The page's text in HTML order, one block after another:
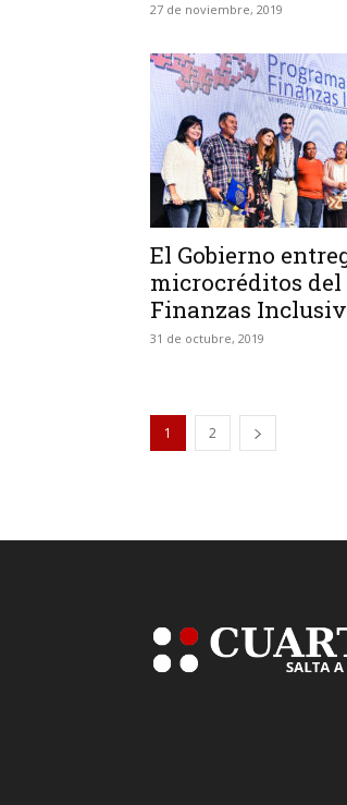
27 de noviembre, 2019
El Gobierno
microcréditos
Finanzas
31 de octubre, 2019
1 2